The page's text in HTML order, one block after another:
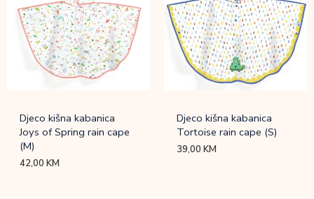
Djeco kišna kabanica
Joys of Spring rain cape
(M)
42,00KM
Djeco kišna kabanica
Tortoise rain cape (S)
39,00KM